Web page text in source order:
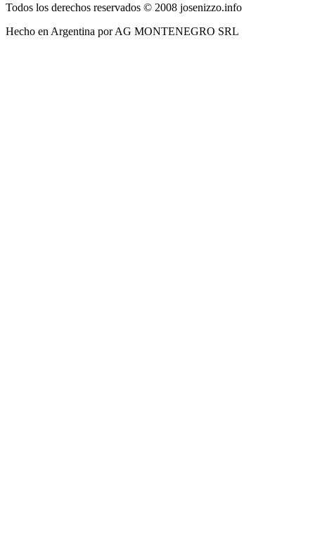
Todos los derechos reservados © 2008 josenizzo.info
Hecho en Argentina por AG MONTENEGRO SRL